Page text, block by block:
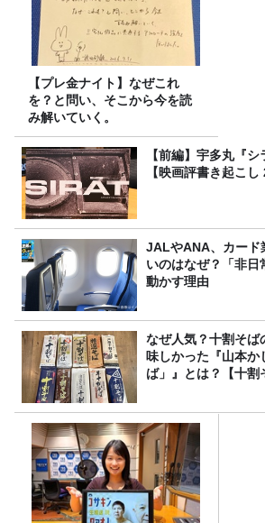
【プレ金ナイト】なぜこれ
を？と問い、そこから今を読
み解いていく。
【前編】宇多丸『
【映画評書き起こし
JALやANA、カード
いのはなぜ？「非日
動かす理由
なぜ人気？十割そ
味しかった『山本か
ば」』とは？【十割